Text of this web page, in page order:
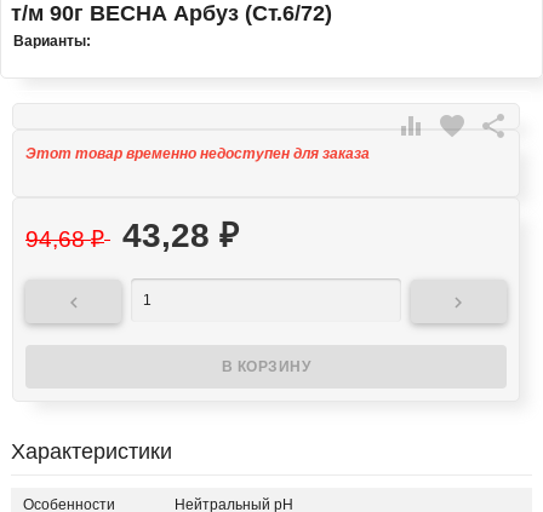
т/м 90г ВЕСНА Арбуз (Ст.6/72)
Варианты:
 favorite 
Этот товар временно недоступен для заказа
94,68₽ 43,28 ₽
 
Характеристики
Особенности Нейтральный рН